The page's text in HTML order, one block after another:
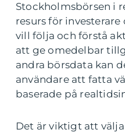
Stockholmsbörsen i
resurs för
vill följa och förstå
att ge omedelbar
andra börsdata kan
användare att fatta
baserade på
Det är viktigt att